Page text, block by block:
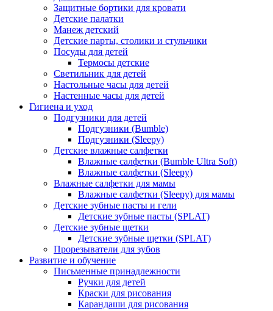
Защитные бортики для кровати
Детские палатки
Манеж детский
Детские парты, столики и стульчики
Посуды для детей
Термосы детские
Светильник для детей
Настольные часы для детей
Настенные часы для детей
Гигиена и уход
Подгузники для детей
Подгузники (Bumble)
Подгузники (Sleepy)
Детские влажные салфетки
Влажные салфетки (Bumble Ultra Soft)
Влажные салфетки (Sleepy)
Влажные салфетки для мамы
Влажные салфетки (Sleepy) для мамы
Детские зубные пасты и гели
Детские зубные пасты (SPLAT)
Детские зубные щетки
Детские зубные щетки (SPLAT)
Прорезыватели для зубов
Развитие и обучение
Письменные принадлежности
Ручки для детей
Краски для рисования
Карандаши для рисования